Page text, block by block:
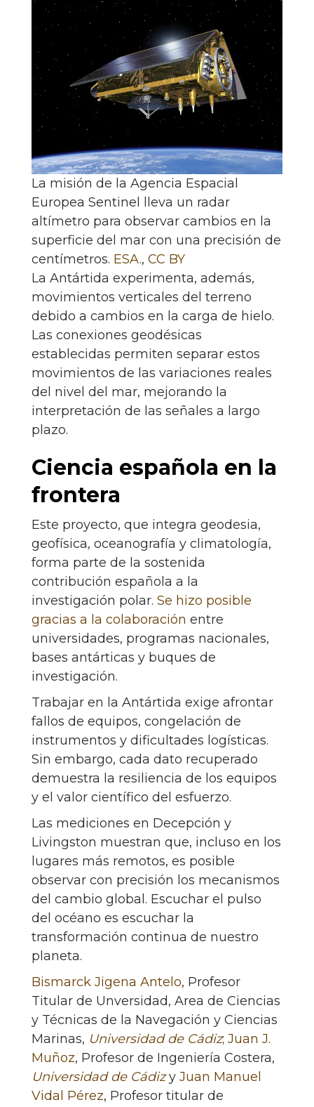
La misión de la Agencia Espacial
Europea Sentinel lleva un radar
altímetro para observar cambios en la
superficie del mar con una precisión de
centímetros. ESA., CC BY
La Antártida experimenta, además,
movimientos verticales del terreno
debido a cambios en la carga de hielo.
Las conexiones geodésicas
establecidas permiten separar estos
movimientos de las variaciones reales
del nivel del mar, mejorando la
interpretación de las señales a largo
plazo.
Ciencia española en la
frontera
Este proyecto, que integra geodesia,
geofísica, oceanografía y climatología,
forma parte de la sostenida
contribución española a la
investigación polar. Se hizo posible
gracias a la colaboración entre
universidades, programas nacionales,
bases antárticas y buques de
investigación.
Trabajar en la Antártida exige afrontar
fallos de equipos, congelación de
instrumentos y dificultades logísticas.
Sin embargo, cada dato recuperado
demuestra la resiliencia de los equipos
y el valor científico del esfuerzo.
Las mediciones en Decepción y
Livingston muestran que, incluso en los
lugares más remotos, es posible
observar con precisión los mecanismos
del cambio global. Escuchar el pulso
del océano es escuchar la
transformación continua de nuestro
planeta.
Bismarck Jigena Antelo, Profesor
Titular de Unversidad, Area de Ciencias
y Técnicas de la Navegación y Ciencias
Marinas, Universidad de Cádiz; Juan J.
Muñoz, Profesor de Ingeniería Costera,
Universidad de Cádizy Juan Manuel
Vidal Pérez, Profesor titular de